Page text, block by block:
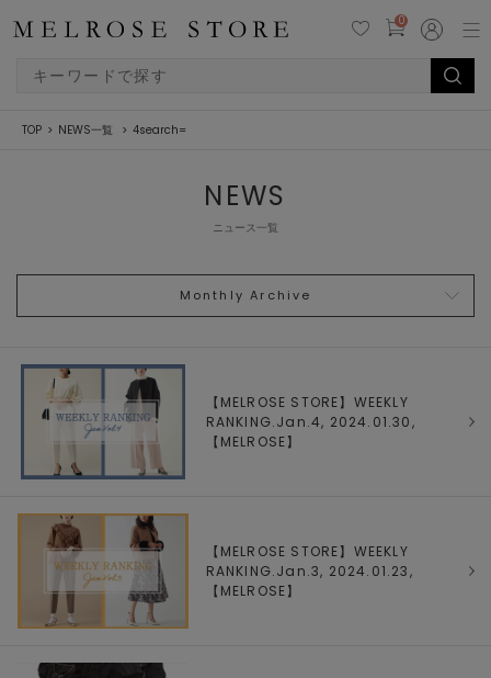
0
TOP NEWS一覧 4search=
NEWS
ニュース一覧
Monthly Archive
【MELROSE STORE】WEEKLY
RANKING.Jan.4, 2024.01.30,
【 MELROSE】
【MELROSE STORE】WEEKLY
RANKING.Jan.3, 2024.01.23,
【 MELROSE】